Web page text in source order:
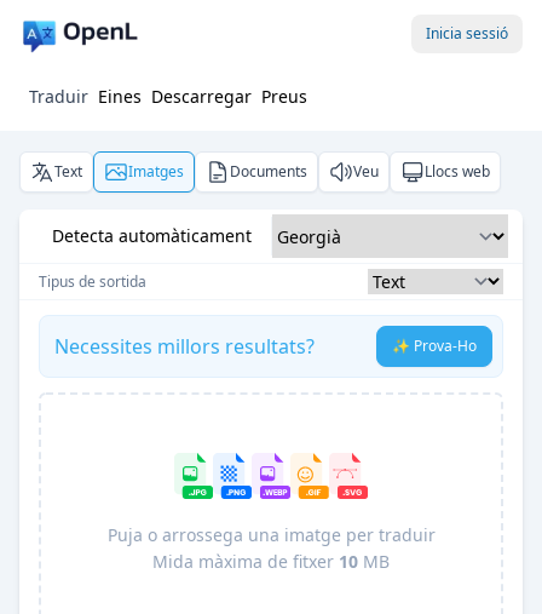
Inicia sessió
Traduir Eines Descarregar Preus
Text Imatges Documents Veu Llocs web
Detecta automàticament
Tipus de sortida
Necessites millors resultats? ✨ Prova-Ho
Puja o arrossega una imatge per traduir
Mida màxima de fitxer 10 MB